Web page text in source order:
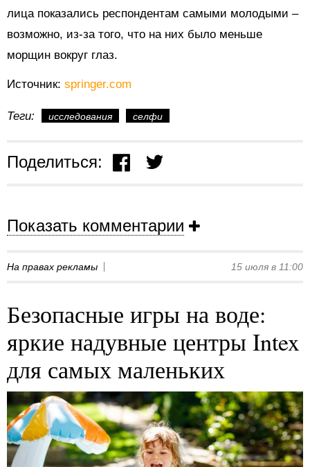
лица показались респондентам самыми молодыми –
возможно, из-за того, что на них было меньше
морщин вокруг глаз.
Источник: springer.com
Теги: исследования селфи
Поделиться:
Показать комментарии
На правах рекламы 15 июля в 11:00
Безопасные игры на воде:
яркие надувные центры Intex
для самых маленьких